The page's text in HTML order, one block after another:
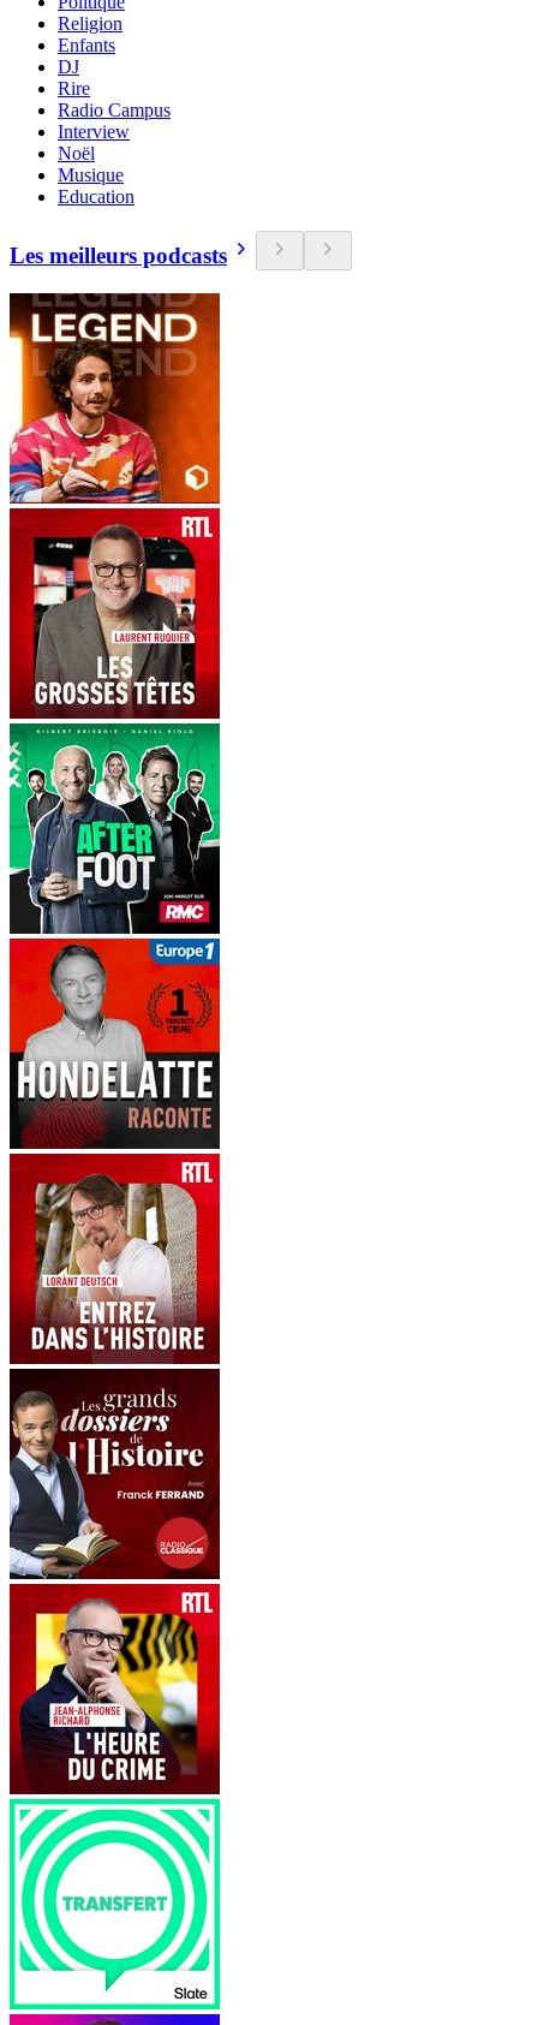
Religion
Enfants
DJ
Rire
Radio Campus
Interview
Noël
Musique
Education
Les meilleurs podcasts